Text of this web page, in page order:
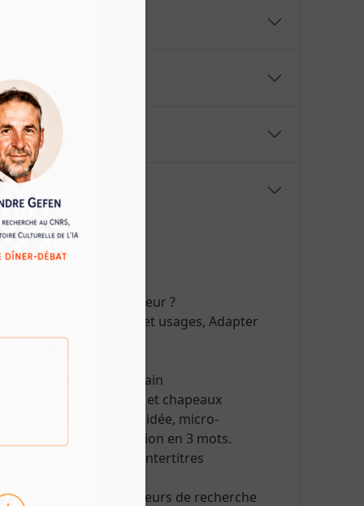
sur un ordinateur ?
? Types de contenus et usages, Adapter
et prise en main
». Réussir accroches et chapeaux
: un paragraphe, une idée, micro-
"TL-DR" ou l'information en 3 mots.
Soigner ses titres et intertitres
concepts-clés – moteurs de recherche